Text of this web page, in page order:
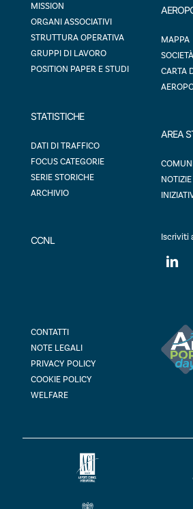
MISSION
ORGANI ASSOCIATIVI
STRUTTURA OPERATIVA
GRUPPI DI LAVORO
POSITION PAPER E STUDI
STATISTICHE
DATI DI TRAFFICO
FOCUS CATEGORIE
SERIE STORICHE
ARCHIVIO
CCNL
MAPPA
CARTA
AREA
NOTIZIE
Iscriviti
CONTATTI
NOTE LEGALI
PRIVACY POLICY
COOKIE POLICY
WELFARE